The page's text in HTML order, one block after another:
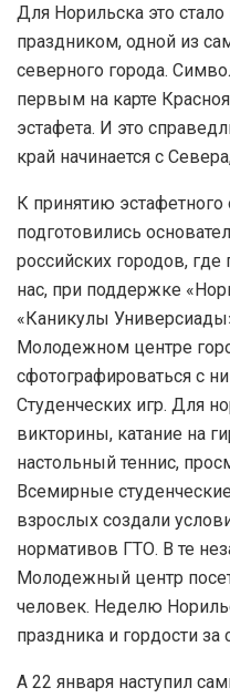
Для Норильска это
праздником, одной из
северного города.
первым на карте
эстафета. И это
край начинается с
К принятию эстафетного
подготовились
российских городов,
нас, при поддержке
«Каникулы
Молодежном центре
сфотографироваться с
Студенческих игр. Для
викторины, катание на
настольный теннис,
Всемирные
взрослых создали
нормативов ГТО. В те
Молодежный центр
человек. Неделю
праздника и гордости
А 22 января наступил